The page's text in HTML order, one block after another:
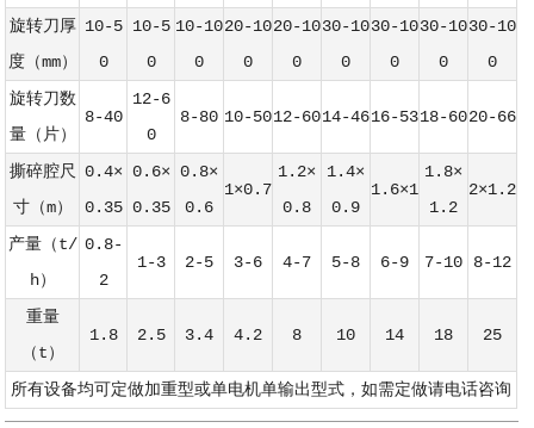
旋转刀厚
度（mm）
10-5
0
10-5
0
10-10
0
20-10
0
20-10
0
30-10
0
30-10
0
30-10
0
30-10
0
旋转刀数
量（片）
8-40
12-6
0
8-80 10-5012-6014-4616-5318-6020-66
撕碎腔尺
寸（m）
0.4×
0.35
0.6×
0.35
0.8×
0.6
1×0.7
1.2×
0.8
1.4×
0.9
1.6×1
1.8×
1.2
2×1.2
产量（t/
h）
0.8-
2
1-3 2-5 3-6 4-7 5-8 6-9 7-10 8-12
重量
（t）
1.8 2.5 3.4 4.2 8 10 14 18 25
所有设备均可定做加重型或单电机单输出型式，如需定做请电话咨询